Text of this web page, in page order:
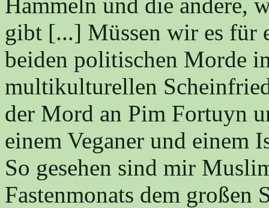
gibt [...] Müssen wir es für
beiden politischen Morde
multikulturellen
der Mord an Pim Fortuyn
einem Veganer und einem
So gesehen sind mir
Fastenmonats dem großen